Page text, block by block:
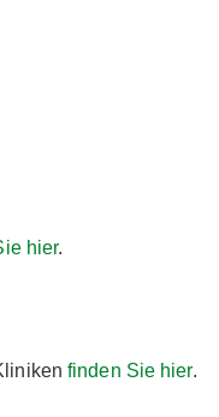
hier.
finden Sie hier.